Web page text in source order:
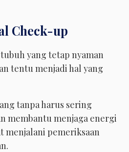
Check-up
yang tetap nyaman
tentu menjadi hal yang
tanpa harus sering
membantu menjaga energi
menjalani pemeriksaan